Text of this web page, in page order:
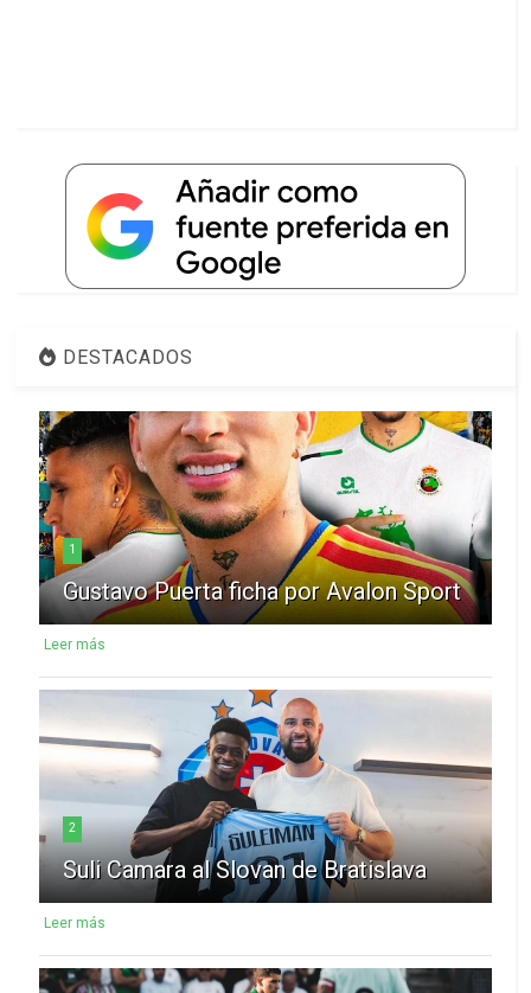
DESTACADOS
1
Gustavo Puerta ficha por Avalon Sport
Leer más
2
Suli Camara al Slovan de Bratislava
Leer más